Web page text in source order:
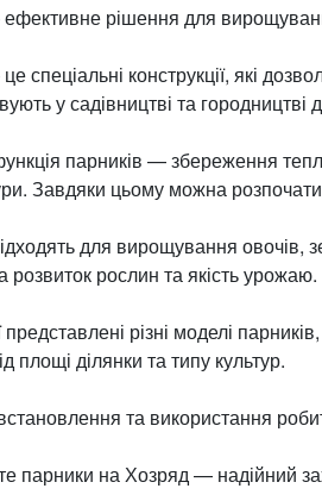
рішення для
спеціальні конструкції, які
у садівництві та
парників — збереження
Завдяки цьому можна
для вирощування овочів,
розвиток рослин та якість урожаю.
представлені різні моделі
площі ділянки та типу культур.
та використання
парники на Хозряд — надійний